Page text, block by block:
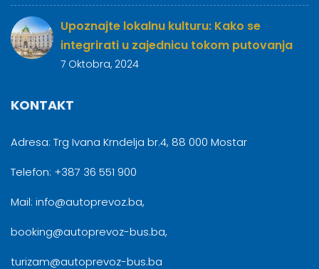
Upoznajte lokalnu kulturu: Kako se
integrirati u zajednicu tokom putovanja
7 Oktobra, 2024
KONTAKT
Adresa: Trg Ivana Krndelja br.4, 88 000 Mostar
Telefon: +387 36 551 900
Mail: info@autoprevoz.ba,
booking@autoprevoz-bus.ba,
turizam@autoprevoz-bus.ba